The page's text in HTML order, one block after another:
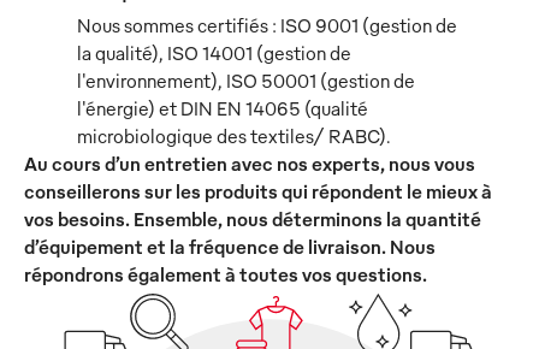
Nous sommes certifiés : ISO 9001 (gestion de
la qualité), ISO 14001 (gestion de
l'environnement), ISO 50001 (gestion de
l'énergie) et DIN EN 14065 (qualité
microbiologique des textiles/ RABC).
Au cours d’un entretien avec nos experts, nous vous
conseillerons sur les produits qui répondent le mieux à
vos besoins. Ensemble, nous déterminons la quantité
d’équipement et la fréquence de livraison. Nous
répondrons également à toutes vos questions.